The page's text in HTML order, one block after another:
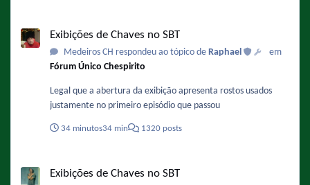
Exibições de Chaves no SBT
Medeiros CH respondeu ao tópico de Raphael
em
Fórum Único Chespirito
Legal que a abertura da exibição apresenta rostos usados
justamente no primeiro episódio que passou
34 minutos34 min 1320 posts
Exibições de Chaves no SBT